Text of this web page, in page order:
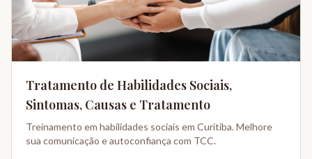
Tratamento de Habilidades Sociais,
Sintomas, Causas e Tratamento
Treinamento em habilidades sociais em Curitiba. Melhore
sua comunicação e autoconfiança com TCC.